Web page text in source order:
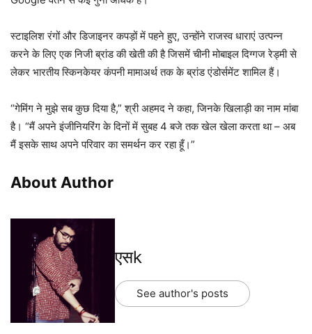
स्टाइलिश रंगों और डिजाइनर कपड़ों में पहने हुए, उन्होंने राजस्व धाराएं उत्पन्न
करने के लिए एक निजी ब्रांड की खेती की है जिसमें चीनी मोबाइल दिग्गज रेड्मी से
लेकर भारतीय स्किनकेयर कंपनी मामाअर्थ तक के ब्रांड एंडोर्समेंट शामिल हैं।
“गेमिंग ने मुझे सब कुछ दिया है,” श्री अहमद ने कहा, जिनके खिलाड़ी का नाम मांबा
है। “मैं अपने इंजीनियरिंग के दिनों में सुबह 4 बजे तक खेल खेला करता था – अब
मैं इसके साथ अपने परिवार का समर्थन कर रहा हूँ।”
About Author
एसk
See author's posts